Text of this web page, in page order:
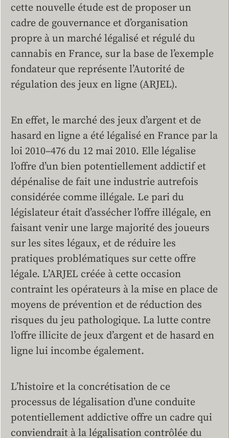
cette nouvelle étude est de proposer un
cadre de gouvernance et d’organisation
propre à un marché légalisé et régulé du
cannabis en France, sur la base de l’exemple
fondateur que représente l’Autorité de
régulation des jeux en ligne (ARJEL).
En effet, le marché des jeux d’argent et de
hasard en ligne a été légalisé en France par la
loi 2010–476 du 12 mai 2010. Elle légalise
l’offre d’un bien potentiellement addictif et
dépénalise de fait une industrie autrefois
considérée comme illégale. Le pari du
législateur était d’assécher l’offre illégale, en
faisant venir une large majorité des joueurs
sur les sites légaux, et de réduire les
pratiques problématiques sur cette offre
légale. L’ARJEL créée à cette occasion
contraint les opérateurs à la mise en place de
moyens de prévention et de réduction des
risques du jeu pathologique. La lutte contre
l’offre illicite de jeux d’argent et de hasard en
ligne lui incombe également.
L’histoire et la concrétisation de ce
processus de légalisation d’une conduite
potentiellement addictive offre un cadre qui
conviendrait à la légalisation contrôlée du